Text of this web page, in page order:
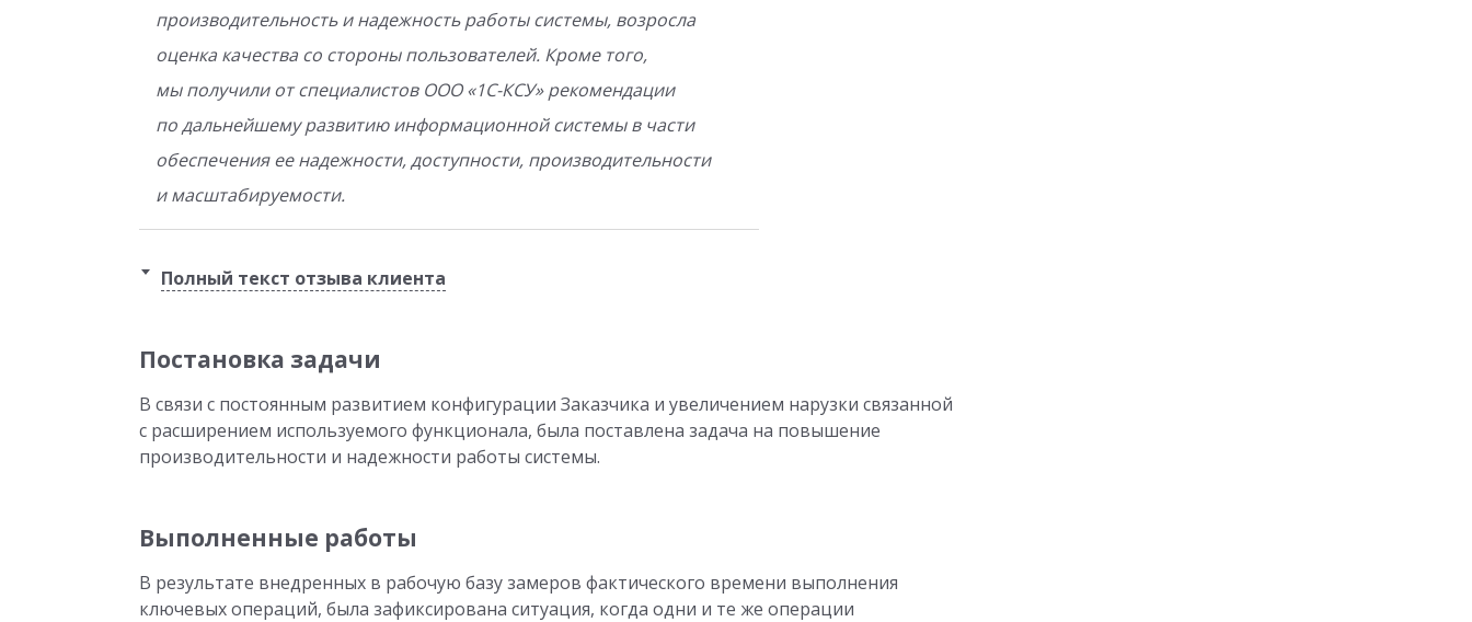
производительность и надежность работы системы, возросла
оценка качества со стороны пользователей. Кроме того,
мы получили от специалистов ООО «1С-КСУ» рекомендации
по дальнейшему развитию информационной системы в части
обеспечения ее надежности, доступности, производительности
и масштабируемости.
Полный текст отзыва клиента
Постановка задачи
В связи с постоянным развитием конфигурации Заказчика и увеличением нарузки связанной
с расширением используемого функционала, была поставлена задача на повышение
производительности и надежности работы системы.
Выполненные работы
В результате внедренных в рабочую базу замеров фактического времени выполнения
ключевых операций, была зафиксирована ситуация, когда одни и те же операции